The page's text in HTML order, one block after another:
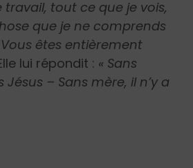
tout ce que je vois,
que je ne comprends
Vous êtes entièrement
lui répondit : « Sans
Jésus – Sans mère, il n’y a